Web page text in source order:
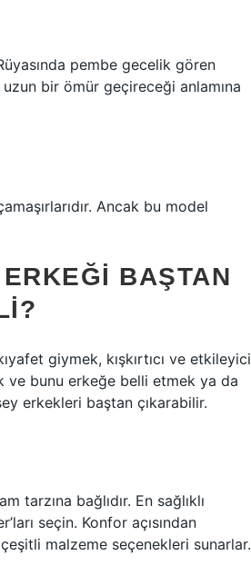
pembe gecelik gören
bir ömür geçireceği anlamına
Ancak bu model
BAŞTAN
giymek, kışkırtıcı ve etkileyici
ve bunu erkeğe belli etmek ya da
erkekleri baştan çıkarabilir.
tarzına bağlıdır. En sağlıklı
seçin. Konfor açısından
malzeme seçenekleri sunarlar.